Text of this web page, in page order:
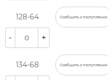
128-64 Сообщить о поступлении
- +
134-68 Сообщить о поступлении